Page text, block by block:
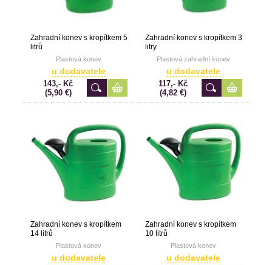
Zahradní konev s kropítkem 5
litrů
Plastová konev
u dodavatele
143,- Kč
(5,90 €)
Zahradní konev s kropítkem 3
litry
Plastová zahradní konev
u dodavatele
117,- Kč
(4,82 €)
Zahradní konev s kropítkem
14 litrů
Plastová konev
u dodavatele
Zahradní konev s kropítkem
10 litrů
Plastová konev
u dodavatele